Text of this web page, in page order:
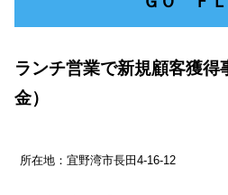
ランチ営業で新規顧客獲得
金）
所在地：宜野湾市長田4-16-12